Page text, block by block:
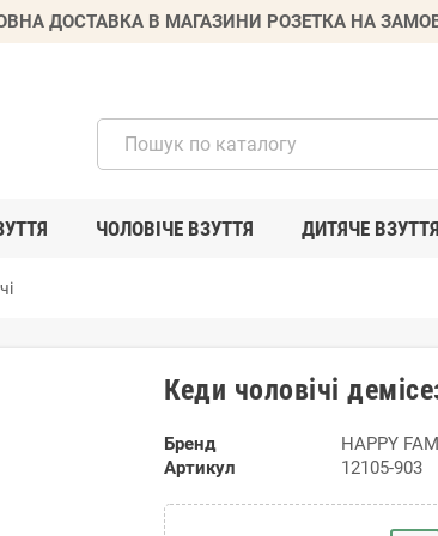
ДОСТАВКА В МАГАЗИНИ РОЗЕТКА НА
ЧОЛОВІЧЕ ВЗУТТЯ ДИТЯЧЕ ВЗУТТЯ
Кеди чоловічі
Бренд
HAPPY
Артикул
12105-903